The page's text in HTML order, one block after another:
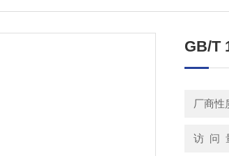
GB/T
厂商性
访 问